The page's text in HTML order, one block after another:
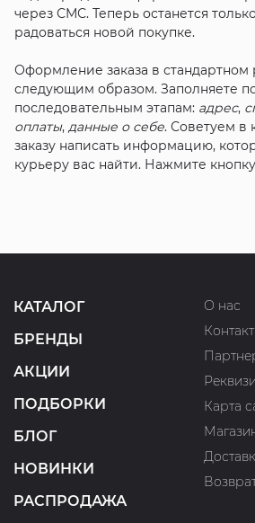
через СМС. Теперь останется
радоваться новой покупке.
Оформление заказа в
следующим образом. Заполняете
последовательным этапам: адрес,
оплаты, данные о себе. Советуем в
заказу написать информацию,
курьеру вас найти. Нажмите кнопку
КАТАЛОГ
БРЕНДЫ
АКЦИИ
ПОДБОРКИ
БЛОГ
НОВИНКИ
РАСПРОДАЖА
О нас
Карта